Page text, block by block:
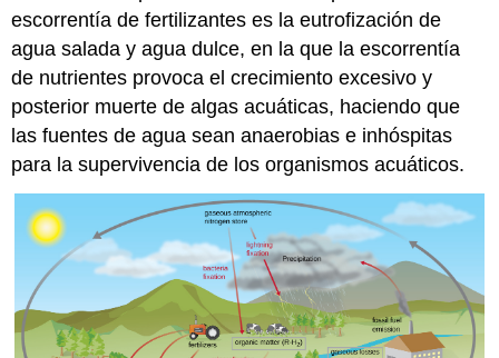
escorrentía de fertilizantes es la eutrofización de
agua salada y agua dulce, en la que la escorrentía
de nutrientes provoca el crecimiento excesivo y
posterior muerte de algas acuáticas, haciendo que
las fuentes de agua sean anaerobias e inhóspitas
para la supervivencia de los organismos acuáticos.